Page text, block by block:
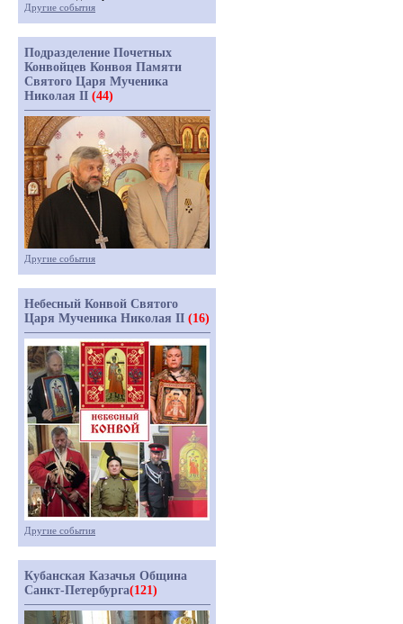
Другие события
Подразделение Почетных
Конвойцев Конвоя Памяти
Святого Царя Мученика
Николая II (44)
Другие события
Небесный Конвой Святого
Царя Мученика Николая II (16)
Другие события
Кубанская Казачья Община
Санкт-Петербурга(121)